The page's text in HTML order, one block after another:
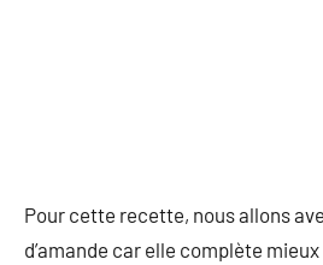
Pour cette recette, nous allons
d’amande car elle complète